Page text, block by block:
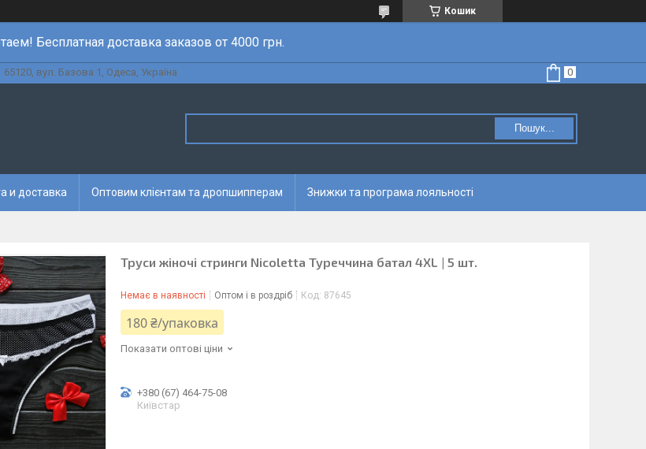
Кошик
Бесплатная доставка заказов от 4000 грн.
65120, вул. Базова 1, Одеса, Україна
Пошук...
и доставка Оптовим клієнтам та дропшипперам Знижки та програма лояльності
Труси жіночі стринги Nicoletta Туреччина батал 4XL | 5 шт.
Немає в наявності Оптом і в роздріб Код: 87645
180 ₴/упаковка
Показати оптові ціни
+380 (67) 464-75-08
Київстар